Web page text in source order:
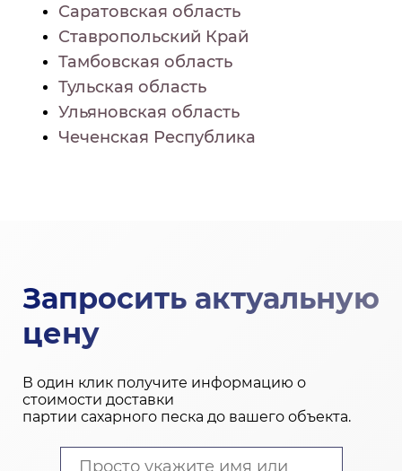
Саратовская область
Ставропольский Край
Тамбовская область
Тульская область
Ульяновская область
Чеченская Республика
Запросить актуальную
цену
В один клик получите информацию о
стоимости доставки
партии сахарного песка до вашего объекта.